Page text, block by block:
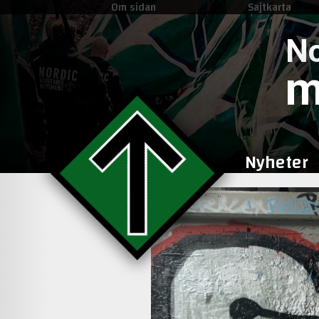
Om sidan Sajtkarta
Nyheter